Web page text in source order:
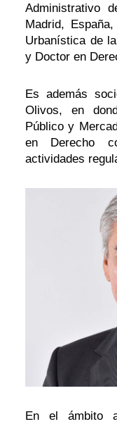
Administrativo
Madrid,
Urbanística de
y Doctor en
Es además
Olivos, en
Público y
en Derecho
actividades
En el ámbito